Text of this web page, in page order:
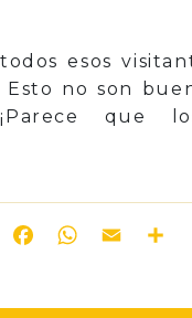
esos
Esto no son
¡Parece que
FacebookWhatsApp
Email